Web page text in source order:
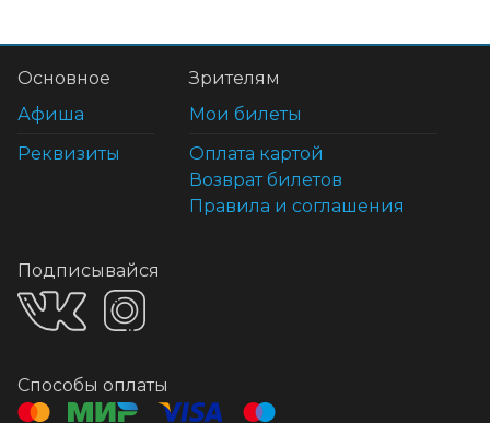
Основное
Афиша
Реквизиты
Зрителям
Мои билеты
Оплата картой
Возврат билетов
Правила и соглашения
Подписывайся
Способы оплаты